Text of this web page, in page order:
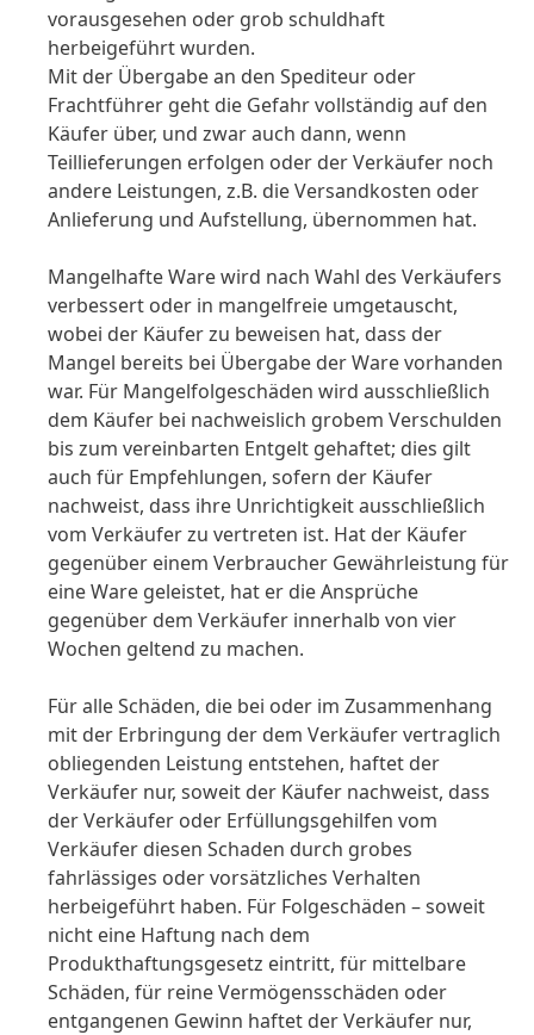
vorausgesehen oder grob schuldhaft
herbeigeführt wurden.
Mit der Übergabe an den Spediteur oder
Frachtführer geht die Gefahr vollständig auf den
Käufer über, und zwar auch dann, wenn
Teillieferungen erfolgen oder der Verkäufer noch
andere Leistungen, z.B. die Versandkosten oder
Anlieferung und Aufstellung, übernommen hat.
Mangelhafte Ware wird nach Wahl des Verkäufers
verbessert oder in mangelfreie umgetauscht,
wobei der Käufer zu beweisen hat, dass der
Mangel bereits bei Übergabe der Ware vorhanden
war. Für Mangelfolgeschäden wird ausschließlich
dem Käufer bei nachweislich grobem Verschulden
bis zum vereinbarten Entgelt gehaftet; dies gilt
auch für Empfehlungen, sofern der Käufer
nachweist, dass ihre Unrichtigkeit ausschließlich
vom Verkäufer zu vertreten ist. Hat der Käufer
gegenüber einem Verbraucher Gewährleistung für
eine Ware geleistet, hat er die Ansprüche
gegenüber dem Verkäufer innerhalb von vier
Wochen geltend zu machen.
Für alle Schäden, die bei oder im Zusammenhang
mit der Erbringung der dem Verkäufer vertraglich
obliegenden Leistung entstehen, haftet der
Verkäufer nur, soweit der Käufer nachweist, dass
der Verkäufer oder Erfüllungsgehilfen vom
Verkäufer diesen Schaden durch grobes
fahrlässiges oder vorsätzliches Verhalten
herbeigeführt haben. Für Folgeschäden – soweit
nicht eine Haftung nach dem
Produkthaftungsgesetz eintritt, für mittelbare
Schäden, für reine Vermögensschäden oder
entgangenen Gewinn haftet der Verkäufer nur,